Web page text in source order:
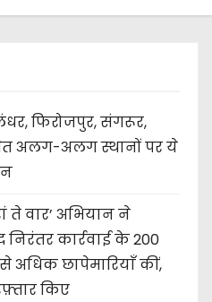
फिरोजपुर, संगरूर,
अलग-अलग स्थानों पर ये
ते वार’ अभियान ने
कार्रवाई के 200
अधिक छापेमारियाँ कीं,
किए